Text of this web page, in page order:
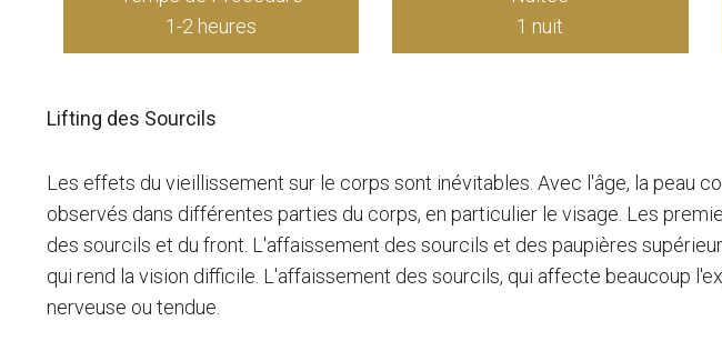
1-2 heures
1 nuit
Lifting des Sourcils
Les effets du vieillissement sur le corps sont inévitables. Avec l'âge, la peau
observés dans différentes parties du corps, en particulier le visage. Les
des sourcils et du front. L'affaissement des sourcils et des paupières
qui rend la vision difficile. L'affaissement des sourcils, qui affecte beaucoup
nerveuse ou tendue.